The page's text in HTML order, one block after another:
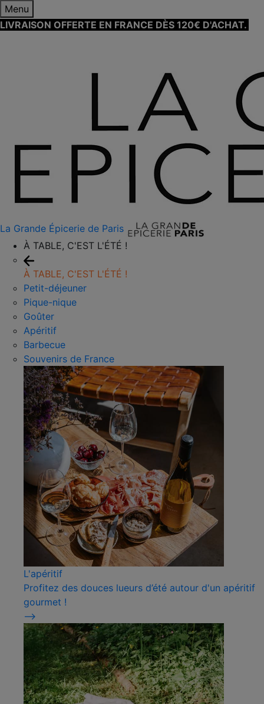
Menu
LIVRAISON OFFERTE EN FRANCE DÈS 120€ D'ACHAT.
La Grande Épicerie de Paris
À TABLE, C'EST L'ÉTÉ !
À TABLE, C'EST L'ÉTÉ !
Petit-déjeuner
Pique-nique
Goûter
Apéritif
Barbecue
Souvenirs de France
L'apéritif
Profitez des douces lueurs d’été autour d'un apéritif
gourmet !
⟶